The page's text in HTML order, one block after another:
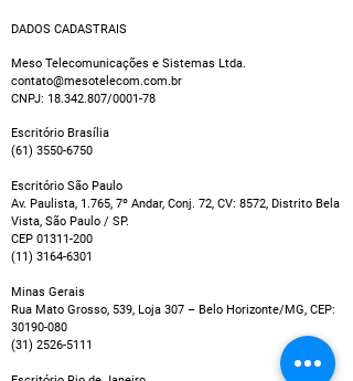
DADOS CADASTRAIS
Meso Telecomunicações e Sistemas Ltda.
contato@mesotelecom.com.br
CNPJ: 18.342.807/0001-78
Escritório Brasília
(61) 3550-6750
Escritório São Paulo
Av. Paulista, 1.765, 7º Andar, Conj. 72, CV: 8572, Distrito Bela
Vista, São Paulo / SP.
CEP 01311-200
(11) 3164-6301
Minas Gerais
Rua Mato Grosso, 539, Loja 307 – Belo Horizonte/MG, CEP:
30190-080
(31) 2526-5111